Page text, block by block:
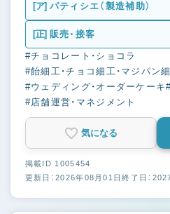
[ア] パティシエ（製造補助）
[正] 販売・接客
#チョコレート・ショコラ
#飴細工・チョコ細工・マジパン
#ウェディング・オーダーケーキ
#店舗運営・マネジメント
気になる
掲載ID 1005454
更新日：2026年08月01日終了日：